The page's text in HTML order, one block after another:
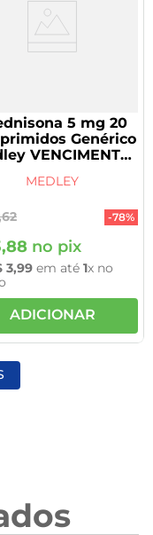
5 mg 20
Genérico
VENCIMENTO
MEDLEY
62 -78%
,88 no pix
3,99 em até 1x no
ADICIONAR